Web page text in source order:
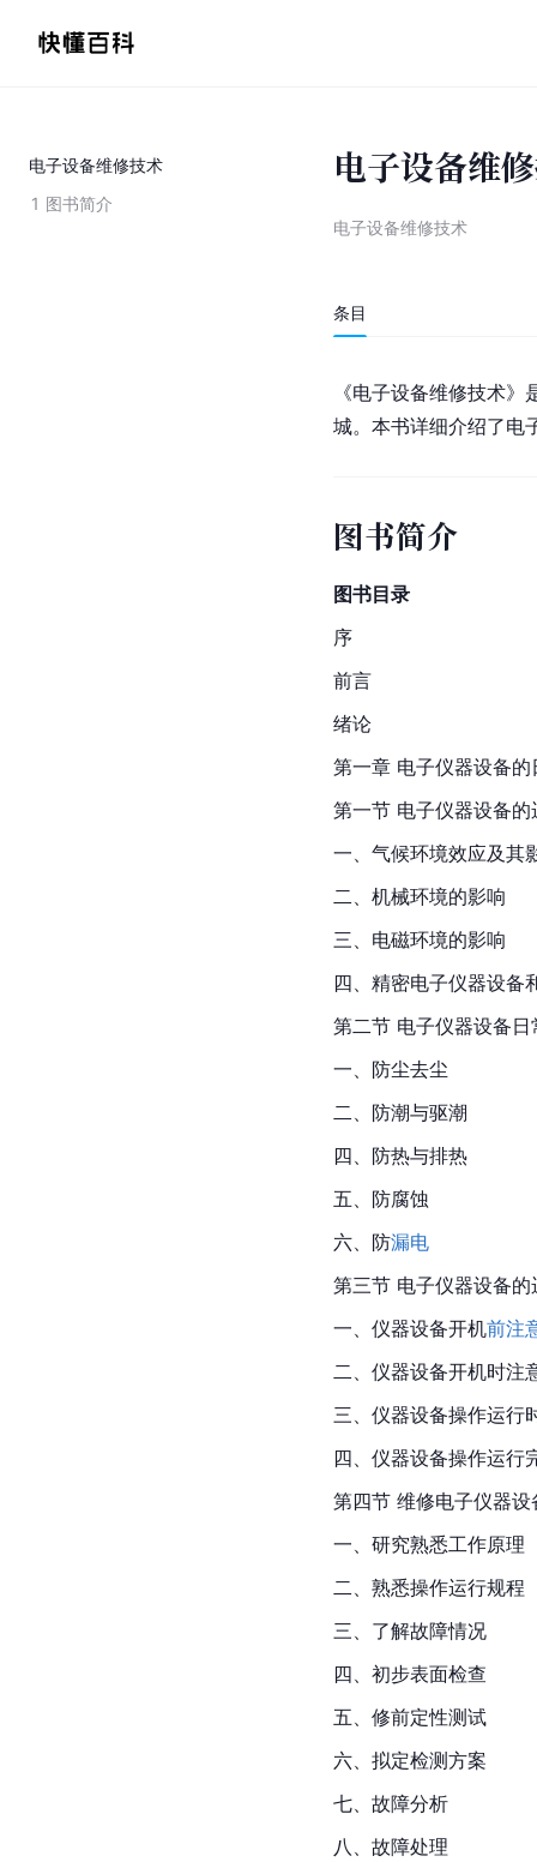
电子设备维修技术
1 图书简介
电子设备维
电子设备维修技术
条目
《电子设备维修技术
城。本书详细介绍了电
图书简介
图书目录
序
前言
绪论
第一章 电子仪器设备
第一节 电子仪器设备的
一、气候环境效应及其
二、机械环境的影响
三、电磁环境的影响
四、精密电子仪器设备
第二节 电子仪器设备日
一、防尘去尘
二、防潮与驱潮
四、防热与排热
五、防腐蚀
六、防漏电
第三节 电子仪器设备
一、仪器设备开机前注
二、仪器设备开机时注
三、仪器设备操作运行
四、仪器设备操作运行
第四节 维修电子仪器
一、研究熟悉工作原理
二、熟悉操作运行规程
三、了解故障情况
四、初步表面检查
五、修前定性测试
六、拟定检测方案
七、故障分析
八、故障处理